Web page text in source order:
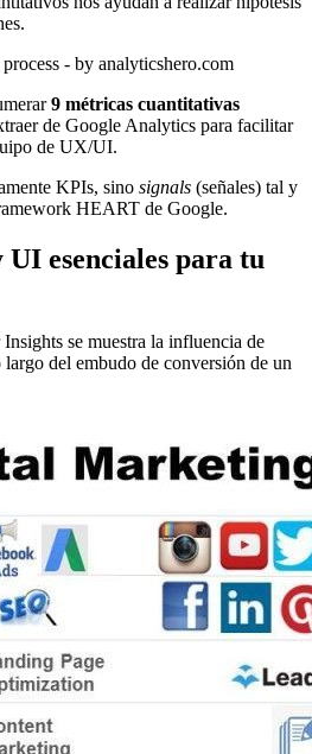
9 métricas cuantitativas
de Google Analytics para facilitar
de UX/UI.
KPIs, sino signals (señales) tal y
HEART de Google.
esenciales para tu
se muestra la influencia de
del embudo de conversión de un